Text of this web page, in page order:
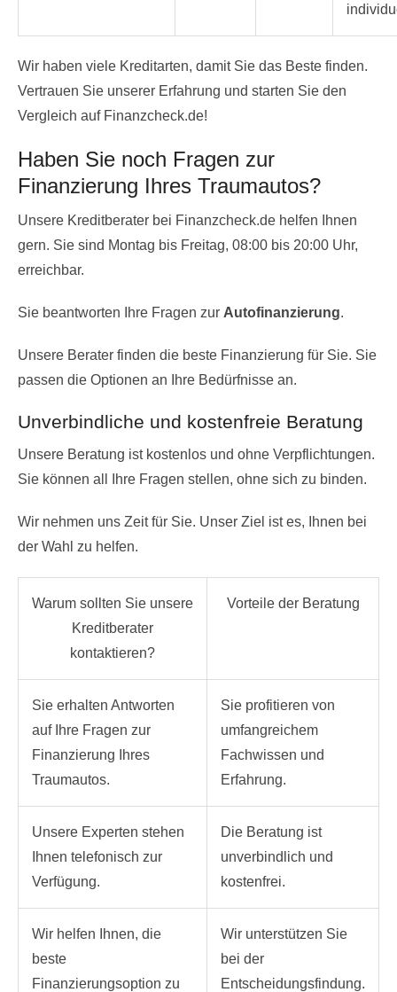
Wir haben viele Kreditarten, damit Sie das Beste finden.
Vertrauen Sie unserer Erfahrung und starten Sie den
Vergleich auf Finanzcheck.de!
Haben Sie noch Fragen zur
Finanzierung Ihres Traumautos?
Unsere Kreditberater bei Finanzcheck.de helfen Ihnen
gern. Sie sind Montag bis Freitag, 08:00 bis 20:00 Uhr,
erreichbar.
Sie beantworten Ihre Fragen zur Autofinanzierung.
Unsere Berater finden die beste Finanzierung für Sie. Sie
passen die Optionen an Ihre Bedürfnisse an.
Unverbindliche und kostenfreie Beratung
Unsere Beratung ist kostenlos und ohne Verpflichtungen.
Sie können all Ihre Fragen stellen, ohne sich zu binden.
Wir nehmen uns Zeit für Sie. Unser Ziel ist es, Ihnen bei
der Wahl zu helfen.
Warum sollten Sie unsere
Kreditberater
kontaktieren?
Vorteile der Beratung
Sie erhalten Antworten
auf Ihre Fragen zur
Finanzierung Ihres
Traumautos.
Sie profitieren von
umfangreichem
Fachwissen und
Erfahrung.
Unsere Experten stehen
Ihnen telefonisch zur
Verfügung.
Die Beratung ist
unverbindlich und
kostenfrei.
Wir helfen Ihnen, die
beste
Finanzierungsoption zu
Wir unterstützen Sie
bei der
Entscheidungsfindung.